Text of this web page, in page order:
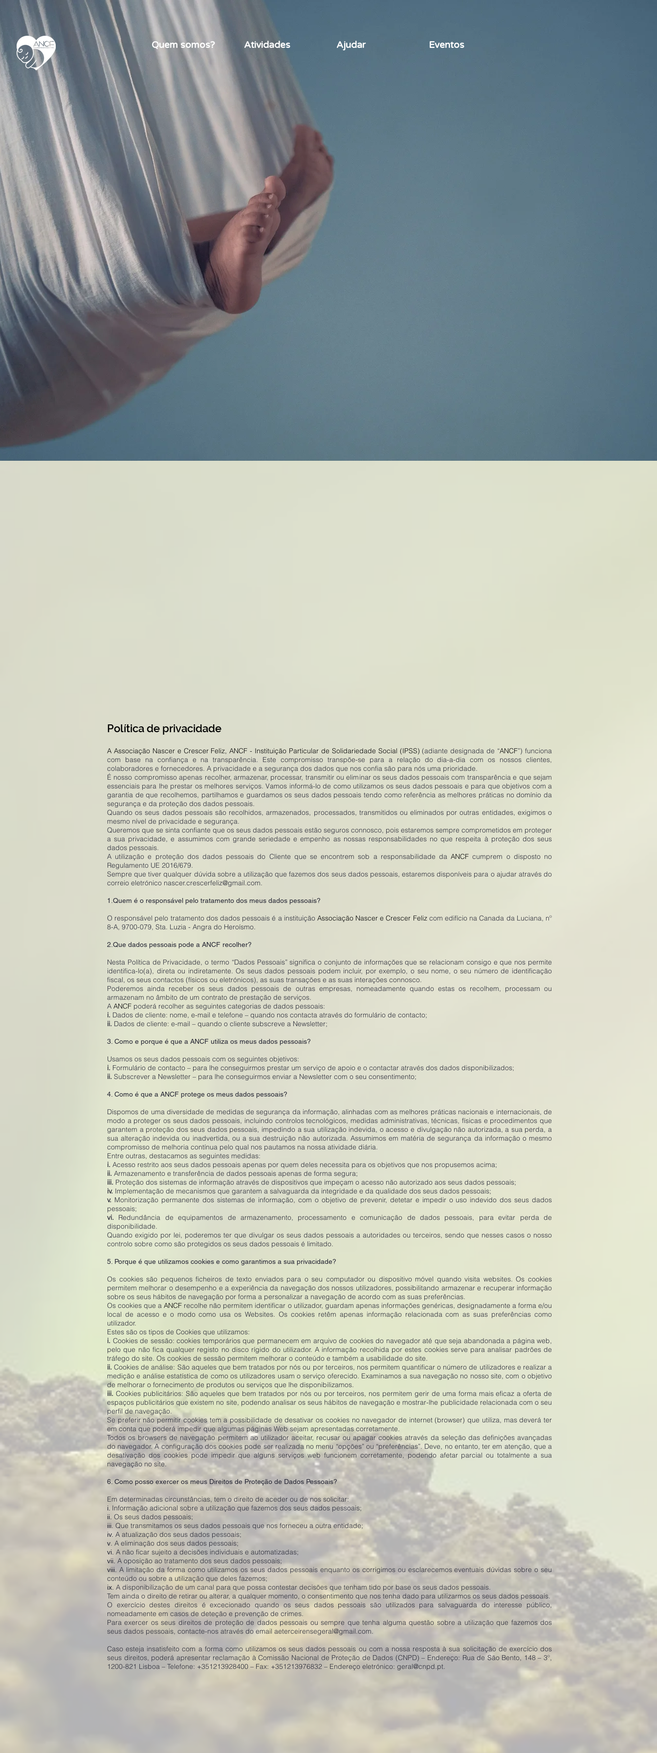
Quem somos? Atividades Ajudar Eventos
Política de privacidade
A Associação Nascer e Crescer Feliz, ANCF - Instituição Particular de Solidariedade Social (IPSS) (adiante designada de “ANCF”) funciona
com base na confiança e na transparência. Este compromisso transpõe-se para a relação do dia-a-dia com os nossos clientes,
colaboradores e fornecedores. A privacidade e a segurança dos dados que nos confia são para nós uma prioridade.
É nosso compromisso apenas recolher, armazenar, processar, transmitir ou eliminar os seus dados pessoais com transparência e que sejam
essenciais para lhe prestar os melhores serviços. Vamos informá-lo de como utilizamos os seus dados pessoais e para que objetivos com a
garantia de que recolhemos, partilhamos e guardamos os seus dados pessoais tendo como referência as melhores práticas no domínio da
segurança e da proteção dos dados pessoais.
Quando os seus dados pessoais são recolhidos, armazenados, processados, transmitidos ou eliminados por outras entidades, exigimos o
mesmo nível de privacidade e segurança.
Queremos que se sinta confiante que os seus dados pessoais estão seguros connosco, pois estaremos sempre comprometidos em proteger
a sua privacidade, e assumimos com grande seriedade e empenho as nossas responsabilidades no que respeita à proteção dos seus
dados pessoais.
A utilização e proteção dos dados pessoais do Cliente que se encontrem sob a responsabilidade daANCF cumprem o disposto no
Regulamento UE 2016/679.
Sempre que tiver qualquer dúvida sobre a utilização que fazemos dos seus dados pessoais, estaremos disponíveis para o ajudar através do
correio eletrónico nascer.crescerfeliz@gmail.com.
1.Quem é o responsável pelo tratamento dos meus dados pessoais?
O responsável pelo tratamento dos dados pessoais é a instituição Associação Nascer e Crescer Felizcom edifício na Canada da Luciana, nº
8-A, 9700-079, Sta. Luzia - Angra do Heroísmo.
2.Que dados pessoais pode a ANCF recolher?
Nesta Política de Privacidade, o termo “Dados Pessoais” significa o conjunto de informações que se relacionam consigo e que nos permite
identifica-lo(a), direta ou indiretamente. Os seus dados pessoais podem incluir, por exemplo, o seu nome, o seu número de identificação
fiscal, os seus contactos (físicos ou eletrónicos), as suas transações e as suas interações connosco.
Poderemos ainda receber os seus dados pessoais de outras empresas, nomeadamente quando estas os recolhem, processam ou
armazenam no âmbito de um contrato de prestação de serviços.
A ANCF poderá recolher as seguintes categorias de dados pessoais:
i. Dados de cliente: nome, e-mail e telefone – quando nos contacta através do formulário de contacto;
ii. Dados de cliente: e-mail – quando o cliente subscreve a Newsletter;
3. Como e porque é que a ANCF utiliza os meus dados pessoais?
Usamos os seus dados pessoais com os seguintes objetivos:
i. Formulário de contacto – para lhe conseguirmos prestar um serviço de apoio e o contactar através dos dados disponibilizados;
ii. Subscrever a Newsletter – para lhe conseguirmos enviar a Newsletter com o seu consentimento;
4. Como é que a ANCF protege os meus dados pessoais?
Dispomos de uma diversidade de medidas de segurança da informação, alinhadas com as melhores práticas nacionais e internacionais, de
modo a proteger os seus dados pessoais, incluindo controlos tecnológicos, medidas administrativas, técnicas, físicas e procedimentos que
garantem a proteção dos seus dados pessoais, impedindo a sua utilização indevida, o acesso e divulgação não autorizada, a sua perda, a
sua alteração indevida ou inadvertida, ou a sua destruição não autorizada. Assumimos em matéria de segurança da informação o mesmo
compromisso de melhoria contínua pelo qual nos pautamos na nossa atividade diária.
Entre outras, destacamos as seguintes medidas:
i. Acesso restrito aos seus dados pessoais apenas por quem deles necessita para os objetivos que nos propusemos acima;
ii. Armazenamento e transferência de dados pessoais apenas de forma segura;
iii. Proteção dos sistemas de informação através de dispositivos que impeçam o acesso não autorizado aos seus dados pessoais;
iv. Implementação de mecanismos que garantem a salvaguarda da integridade e da qualidade dos seus dados pessoais;
v. Monitorização permanente dos sistemas de informação, com o objetivo de prevenir, detetar e impedir o uso indevido dos seus dados
pessoais;
vi. Redundância de equipamentos de armazenamento, processamento e comunicação de dados pessoais, para evitar perda de
disponibilidade.
Quando exigido por lei, poderemos ter que divulgar os seus dados pessoais a autoridades ou terceiros, sendo que nesses casos o nosso
controlo sobre como são protegidos os seus dados pessoais é limitado.
5. Porque é que utilizamos cookies e como garantimos a sua privacidade?
Os cookies são pequenos ficheiros de texto enviados para o seu computador ou dispositivo móvel quando visita websites. Os cookies
permitem melhorar o desempenho e a experiência da navegação dos nossos utilizadores, possibilitando armazenar e recuperar informação
sobre os seus hábitos de navegação por forma a personalizar a navegação de acordo com as suas preferências.
Os cookies que aANCF recolhe não permitem identificar o utilizador, guardam apenas informações genéricas, designadamente a forma e/ou
local de acesso e o modo como usa os Websites. Os cookies retêm apenas informação relacionada com as suas preferências como
utilizador.
Estes são os tipos de Cookies que utilizamos:
i. Cookies de sessão: cookies temporários que permanecem em arquivo de cookies do navegador até que seja abandonada a página web,
pelo que não fica qualquer registo no disco rígido do utilizador. A informação recolhida por estes cookies serve para analisar padrões de
tráfego do site. Os cookies de sessão permitem melhorar o conteúdo e também a usabilidade do site.
ii. Cookies de análise: São aqueles que bem tratados por nós ou por terceiros, nos permitem quantificar o número de utilizadores e realizar a
medição e análise estatística de como os utilizadores usam o serviço oferecido. Examinamos a sua navegação no nosso site, com o objetivo
de melhorar o fornecimento de produtos ou serviços que lhe disponibilizamos.
iii. Cookies publicitários: São aqueles que bem tratados por nós ou por terceiros, nos permitem gerir de uma forma mais eficaz a oferta de
espaços publicitários que existem no site, podendo analisar os seus hábitos de navegação e mostrar-lhe publicidade relacionada com o seu
perfil de navegação.
Se preferir não permitir cookies tem a possibilidade de desativar os cookies no navegador de internet (browser) que utiliza, mas deverá ter
em conta que poderá impedir que algumas páginas Web sejam apresentadas corretamente.
Todos os browsers de navegação permitem ao utilizador aceitar, recusar ou apagar cookies através da seleção das definições avançadas
do navegador. A configuração dos cookies pode ser realizada no menu “opções” ou “preferências”. Deve, no entanto, ter em atenção, que a
desativação dos cookies pode impedir que alguns serviços web funcionem corretamente, podendo afetar parcial ou totalmente a sua
navegação no site.
6. Como posso exercer os meus Direitos de Proteção de Dados Pessoais?
Em determinadas circunstâncias, tem o direito de aceder ou de nos solicitar:
i. Informação adicional sobre a utilização que fazemos dos seus dados pessoais;
ii. Os seus dados pessoais;
iii. Que transmitamos os seus dados pessoais que nos forneceu a outra entidade;
iv. A atualização dos seus dados pessoais;
v. A eliminação dos seus dados pessoais;
vi. A não ficar sujeito a decisões individuais e automatizadas;
vii. A oposição ao tratamento dos seus dados pessoais;
viii. A limitação da forma como utilizamos os seus dados pessoais enquanto os corrigimos ou esclarecemos eventuais dúvidas sobre o seu
conteúdo ou sobre a utilização que deles fazemos;
ix. A disponibilização de um canal para que possa contestar decisões que tenham tido por base os seus dados pessoais.
Tem ainda o direito de retirar ou alterar, a qualquer momento, o consentimento que nos tenha dado para utilizarmos os seus dados pessoais.
O exercício destes direitos é excecionado quando os seus dados pessoais são utilizados para salvaguarda do interesse público,
nomeadamente em casos de deteção e prevenção de crimes.
Para exercer os seus direitos de proteção de dados pessoais ou sempre que tenha alguma questão sobre a utilização que fazemos dos
seus dados pessoais, contacte-nos através do email aeterceirensegeral@gmail.com.
Caso esteja insatisfeito com a forma como utilizamos os seus dados pessoais ou com a nossa resposta à sua solicitação de exercício dos
seus direitos, poderá apresentar reclamação à Comissão Nacional de Proteção de Dados (CNPD) – Endereço: Rua de São Bento, 148 – 3º,
1200-821 Lisboa – Telefone: +351213928400 – Fax: +351213976832 – Endereço eletrónico: geral@cnpd.pt.